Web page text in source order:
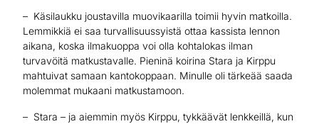
– Käsilaukku joustavilla muovikaarilla toimii hyvin matkoilla.
Lemmikkiä ei saa turvallisuussyistä ottaa kassista lennon
aikana, koska ilmakuoppa voi olla kohtalokas ilman
turvavöitä matkustavalle. Pieninä koirina Stara ja Kirppu
mahtuivat samaan kantokoppaan. Minulle oli tärkeää saada
molemmat mukaani matkustamoon.
– Stara – ja aiemmin myös Kirppu, tykkäävät lenkkeillä, kun